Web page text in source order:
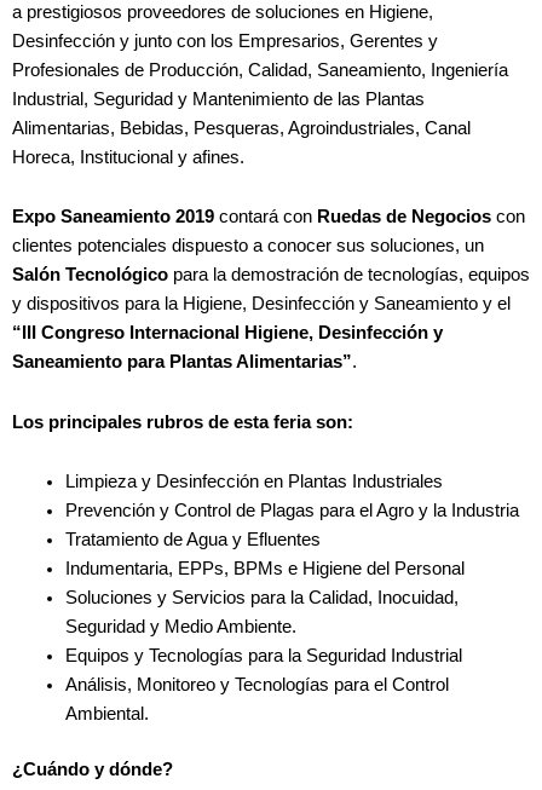
a prestigiosos proveedores de soluciones en Higiene,
Desinfección y junto con los Empresarios, Gerentes y
Profesionales de Producción, Calidad, Saneamiento, Ingeniería
Industrial, Seguridad y Mantenimiento de las Plantas
Alimentarias, Bebidas, Pesqueras, Agroindustriales, Canal
Horeca, Institucional y afines.
Expo Saneamiento 2019 contará con Ruedas de Negocios con
clientes potenciales dispuesto a conocer sus soluciones, un
Salón Tecnológico para la demostración de tecnologías, equipos
y dispositivos para la Higiene, Desinfección y Saneamiento y el
“III Congreso Internacional Higiene, Desinfección y
Saneamiento para Plantas Alimentarias”.
Los principales rubros de esta feria son:
Limpieza y Desinfección en Plantas Industriales
Prevención y Control de Plagas para el Agro y la Industria
Tratamiento de Agua y Efluentes
Indumentaria, EPPs, BPMs e Higiene del Personal
Soluciones y Servicios para la Calidad, Inocuidad,
Seguridad y Medio Ambiente.
Equipos y Tecnologías para la Seguridad Industrial
Análisis, Monitoreo y Tecnologías para el Control
Ambiental.
¿Cuándo y dónde?